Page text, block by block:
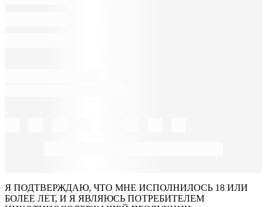
Я ПОДТВЕРЖДАЮ, ЧТО МНЕ ИСПОЛНИЛОСЬ 18 ИЛИ
БОЛЕЕ ЛЕТ, И Я ЯВЛЯЮСЬ ПОТРЕБИТЕЛЕМ